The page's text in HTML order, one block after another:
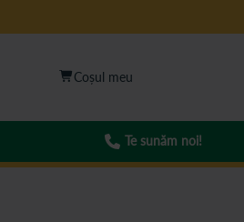
Te sunăm noi!